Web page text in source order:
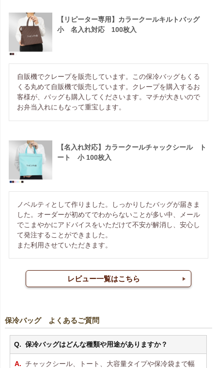
【リピーター専用】カラークールキルトバッグ
小 名入れ対応 100枚入
自販機でクレープを販売しています。この保冷バッグもくる
くる丸めて自販機で販売しています。クレープを購入するお
客様が、バッグも購入してくださいます。マチが大きいので
お弁当入れにもなって重宝します。
【名入れ対応】カラークールチャックシール ト
ート 小 100枚入
ノベルティとして作りました。しっかりしたバッグが届きま
した。オーダーが初めてでわからないことが多い中、メール
でこまやかにアドバイスをいただけて不安が解消し、安心し
て発注することができました。
また利用させていただきます。
レビュー一覧はこちら
保冷バッグ よくあるご質問
保冷バッグはどんな種類や用途がありますか？
チャックシール、トート、大容量タイプや保冷袋まで幅